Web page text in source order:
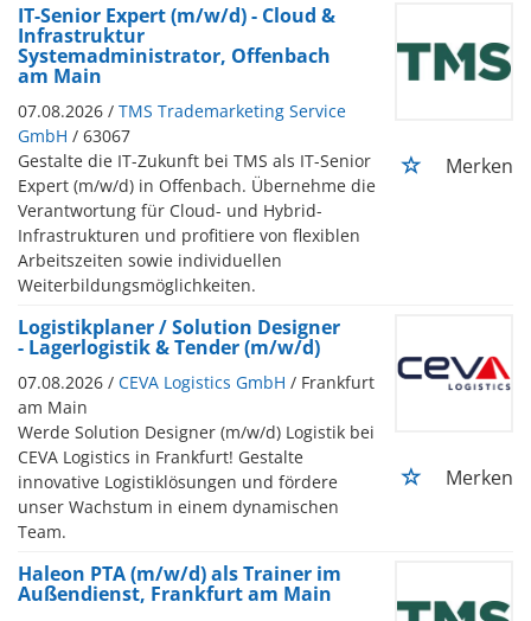
IT-Senior Expert (m/w/d) - Cloud &
Infrastruktur
Systemadministrator, Offenbach
am Main
07.08.2026 / TMS Trademarketing Service
GmbH / 63067
Gestalte die IT-Zukunft bei TMS als IT-Senior
Expert (m/w/d) in Offenbach. Übernehme die
Verantwortung für Cloud- und Hybrid-
Infrastrukturen und profitiere von flexiblen
Arbeitszeiten sowie individuellen
Weiterbildungsmöglichkeiten.
Merken
Logistikplaner / Solution Designer
- Lagerlogistik & Tender (m/w/d)
07.08.2026 / CEVA Logistics GmbH / Frankfurt
am Main
Werde Solution Designer (m/w/d) Logistik bei
CEVA Logistics in Frankfurt! Gestalte
innovative Logistiklösungen und fördere
unser Wachstum in einem dynamischen
Team.
Merken
Haleon PTA (m/w/d) als Trainer im
Außendienst, Frankfurt am Main